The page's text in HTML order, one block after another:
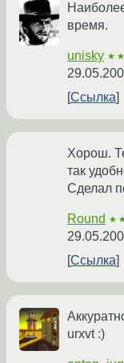
время.
unisky ★★
Ссылка
Хорош.
так
Сделал
Round
Ссылка
urxvt :)